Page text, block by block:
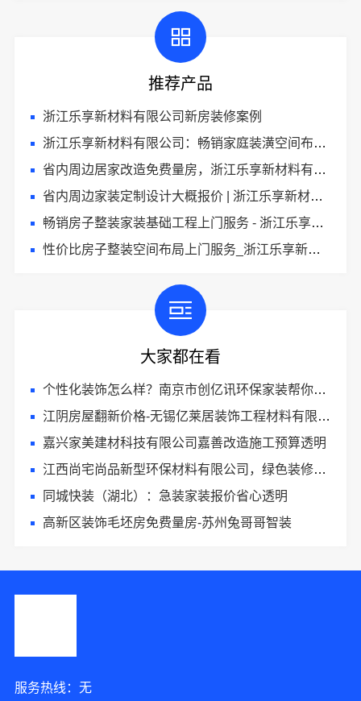
推荐产品
浙江乐享新材料有限公司新房装修案例
浙江乐享新材料有限公司：畅销家庭装潢空间布局大概报价
省内周边居家改造免费量房，浙江乐享新材料有限公司标准
省内周边家装定制设计大概报价 | 浙江乐享新材料有限公司
畅销房子整装家装基础工程上门服务 - 浙江乐享新材料有限公司
性价比房子整装空间布局上门服务_浙江乐享新材料有限公司
大家都在看
个性化装饰怎么样？南京市创亿讯环保家装帮你搞定
江阴房屋翻新价格-无锡亿莱居装饰工程材料有限公司
嘉兴家美建材科技有限公司嘉善改造施工预算透明
江西尚宅尚品新型环保材料有限公司，绿色装修简欧口碑
同城快装（湖北）：急装家装报价省心透明
高新区装饰毛坯房免费量房-苏州兔哥哥智装
服务热线：无